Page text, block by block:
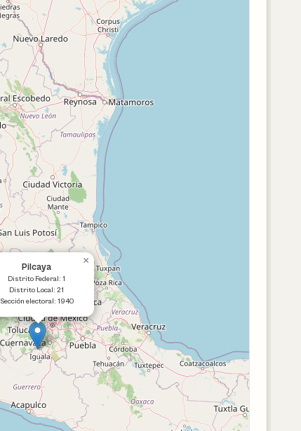
Pilcaya
Distrito Federal: 1
Distrito Local: 21
Sección electoral: 1940
×